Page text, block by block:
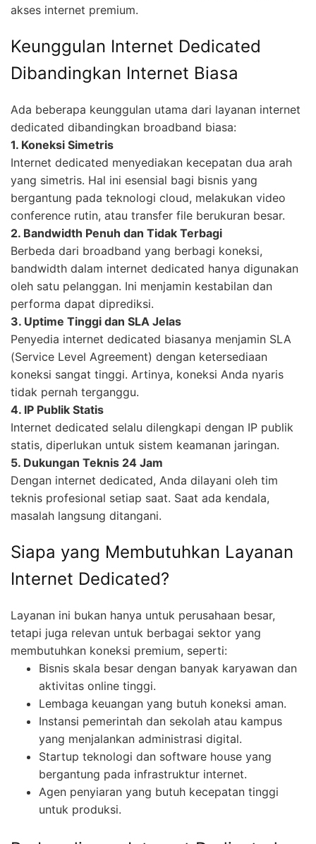
akses internet premium.
Keunggulan Internet Dedicated
Dibandingkan Internet Biasa
Ada beberapa keunggulan utama dari layanan internet
dedicated dibandingkan broadband biasa:
1. Koneksi Simetris
Internet dedicated menyediakan kecepatan dua arah
yang simetris. Hal ini esensial bagi bisnis yang
bergantung pada teknologi cloud, melakukan video
conference rutin, atau transfer file berukuran besar.
2. Bandwidth Penuh dan Tidak Terbagi
Berbeda dari broadband yang berbagi koneksi,
bandwidth dalam internet dedicated hanya digunakan
oleh satu pelanggan. Ini menjamin kestabilan dan
performa dapat diprediksi.
3. Uptime Tinggi dan SLA Jelas
Penyedia internet dedicated biasanya menjamin SLA
(Service Level Agreement) dengan ketersediaan
koneksi sangat tinggi. Artinya, koneksi Anda nyaris
tidak pernah terganggu.
4. IP Publik Statis
Internet dedicated selalu dilengkapi dengan IP publik
statis, diperlukan untuk sistem keamanan jaringan.
5. Dukungan Teknis 24 Jam
Dengan internet dedicated, Anda dilayani oleh tim
teknis profesional setiap saat. Saat ada kendala,
masalah langsung ditangani.
Siapa yang Membutuhkan Layanan
Internet Dedicated?
Layanan ini bukan hanya untuk perusahaan besar,
tetapi juga relevan untuk berbagai sektor yang
membutuhkan koneksi premium, seperti:
Bisnis skala besar dengan banyak karyawan dan
aktivitas online tinggi.
Lembaga keuangan yang butuh koneksi aman.
Instansi pemerintah dan sekolah atau kampus
yang menjalankan administrasi digital.
Startup teknologi dan software house yang
bergantung pada infrastruktur internet.
Agen penyiaran yang butuh kecepatan tinggi
untuk produksi.